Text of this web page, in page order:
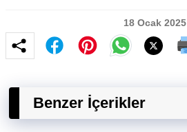
18 Ocak 2025
Benzer İçerikler